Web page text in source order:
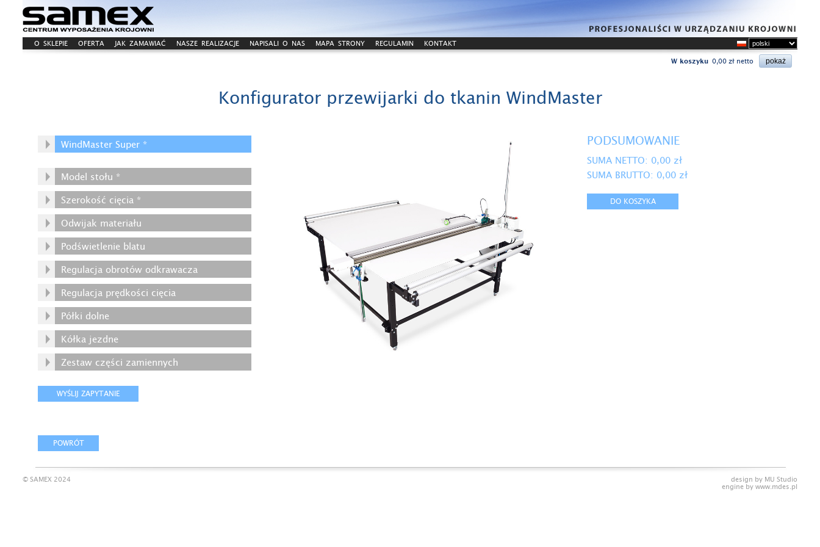
O SKLEPIE OFERTA JAK ZAMAWIAĆ NASZE REALIZACJE NAPISALI O NAS MAPA STRONY REGULAMIN
KONTAKT
W koszyku 0,00 zł netto
Konfigurator przewijarki do tkanin WindMaster
WindMaster Super *
Model stołu *
Szerokość cięcia *
Odwijak materiału
Podświetlenie blatu
Regulacja obrotów odkrawacza
Regulacja prędkości cięcia
Półki dolne
Kółka jezdne
Zestaw części zamiennych
PODSUMOWANIE
SUMA NETTO: 0,00 zł
SUMA BRUTTO: 0,00 zł
© SAMEX 2024 design by MU Studio
engine bywww.mdes.pl